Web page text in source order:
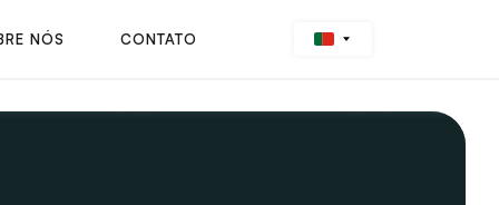
NÓS CONTATO